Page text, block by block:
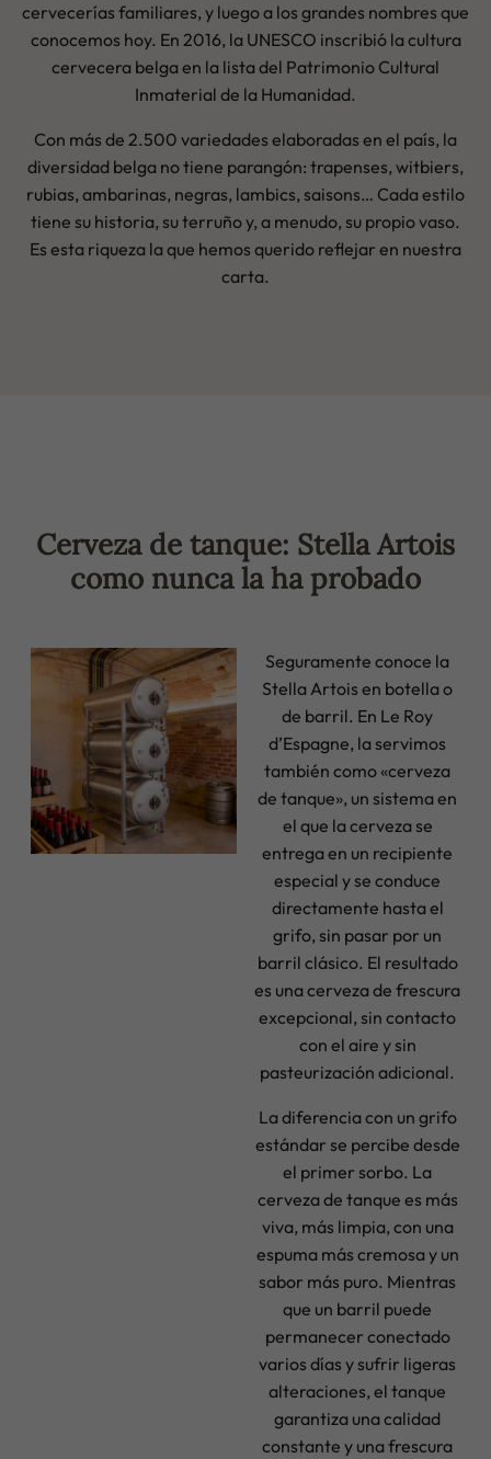
cervecerías familiares, y luego a los grandes nombres que
conocemos hoy. En 2016, la UNESCO inscribió la cultura
cervecera belga en la lista del Patrimonio Cultural
Inmaterial de la Humanidad.
Con más de 2.500 variedades elaboradas en el país, la
diversidad belga no tiene parangón: trapenses, witbiers,
rubias, ambarinas, negras, lambics, saisons… Cada estilo
tiene su historia, su terruño y, a menudo, su propio vaso.
Es esta riqueza la que hemos querido reflejar en nuestra
carta.
Cerveza de tanque: Stella Artois
como nunca la ha probado
Seguramente conoce la
Stella Artois en botella o
de barril. En Le Roy
d’Espagne, la servimos
también como «cerveza
de tanque», un sistema en
el que la cerveza se
entrega en un recipiente
especial y se conduce
directamente hasta el
grifo, sin pasar por un
barril clásico. El resultado
es una cerveza de frescura
excepcional, sin contacto
con el aire y sin
pasteurización adicional.
La diferencia con un grifo
estándar se percibe desde
el primer sorbo. La
cerveza de tanque es más
viva, más limpia, con una
espuma más cremosa y un
sabor más puro. Mientras
que un barril puede
permanecer conectado
varios días y sufrir ligeras
alteraciones, el tanque
garantiza una calidad
constante y una frescura